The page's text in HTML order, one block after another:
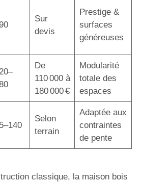
Sur
devis
Prestige &
surfaces
généreuses
De
110 000 à
180 000 €
Modularité
totale des
espaces
Selon
terrain
Adaptée aux
contraintes
de pente
classique, la maison bois